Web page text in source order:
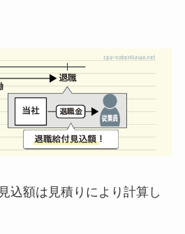
込額は見積りにより計算し